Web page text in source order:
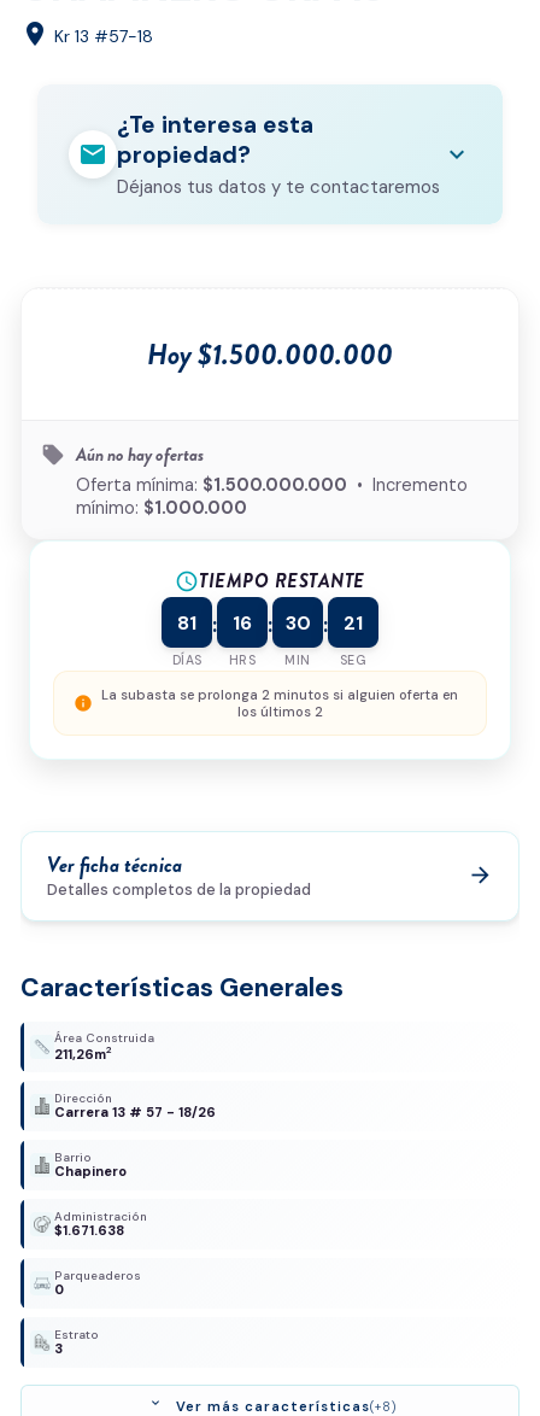
location_on Kr 13 #57-18
mail
¿Te interesa esta
propiedad?
Déjanos tus datos y te contactaremos
expand_more
Tipo de inmueble *
¿Cómo podemos ayudarte?
0/500
política de privacidady el
datos*
Hoy $1.500.000.000
local_offer Aún no hay ofertas
Oferta mínima: $1.500.000.000 • Incremento
mínimo: $1.000.000
scheduleTIEMPO RESTANTE
81
DÍAS
: 16
HRS
: 30
MIN
: 21
SEG
info La subasta se prolonga 2 minutos si alguien oferta en
los últimos 2
Ver ficha técnica
Detalles completos de la propiedad
arrow_forward
Características Generales
Área Construida
211,26m2
Dirección
Carrera 13 # 57 - 18/26
Barrio
Chapinero
Administración
$1.671.638
Parqueaderos
0
Estrato
3
expand_more Ver más características(+8)